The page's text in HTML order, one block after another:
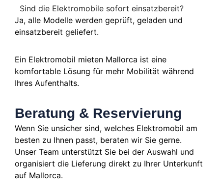
Sind die Elektromobile sofort einsatzbereit?
Ja, alle Modelle werden geprüft, geladen und
einsatzbereit geliefert.
Ein Elektromobil mieten Mallorca ist eine
komfortable Lösung für mehr Mobilität während
Ihres Aufenthalts.
Beratung & Reservierung
Wenn Sie unsicher sind, welches Elektromobil am
besten zu Ihnen passt, beraten wir Sie gerne.
Unser Team unterstützt Sie bei der Auswahl und
organisiert die Lieferung direkt zu Ihrer Unterkunft
auf Mallorca.